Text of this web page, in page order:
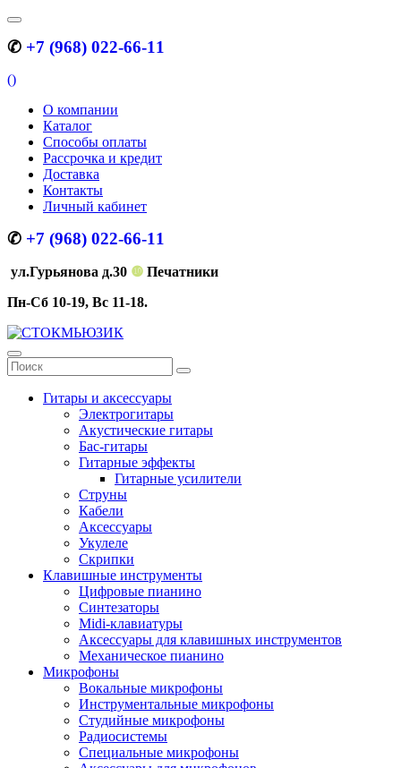
✆ +7 (968) 022-66-11
()
О компании
Каталог
Способы оплаты
Рассрочка и кредит
Доставка
Контакты
Личный кабинет
✆ +7 (968) 022-66-11
ул.Гурьянова д.30 ❿ Печатники
Пн-Сб 10-19, Вс 11-18.
Гитары и аксессуары
Электрогитары
Акустические гитары
Бас-гитары
Гитарные эффекты
Гитарные усилители
Струны
Кабели
Аксессуары
Укулеле
Скрипки
Клавишные инструменты
Цифровые пианино
Синтезаторы
Midi-клавиатуры
Аксессуары для клавишных инструментов
Механическое пианино
Микрофоны
Вокальные микрофоны
Инструментальные микрофоны
Студийные микрофоны
Радиосистемы
Специальные микрофоны